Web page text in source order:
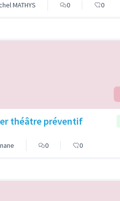
MATHYS 0 0
théâtre préventif
0 0